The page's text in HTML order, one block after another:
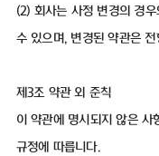
(2) 회사는 사정 변경의 경
수 있으며, 변경된 약관은
제3조 약관 외 준칙
이 약관에 명시되지 않은 사
규정에 따릅니다.